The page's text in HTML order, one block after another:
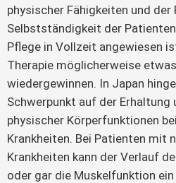
physischer Fähigkeiten und der
Selbstständigkeit der
Pflege in Vollzeit angewiesen
Therapie möglicherweise
wiedergewinnen. In Japan
Schwerpunkt auf der
physischer Körperfunktionen
Krankheiten. Bei Patienten mit
Krankheiten kann der Verlauf
oder gar die Muskelfunktion